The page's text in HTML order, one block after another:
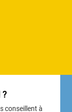
?
conseillent à